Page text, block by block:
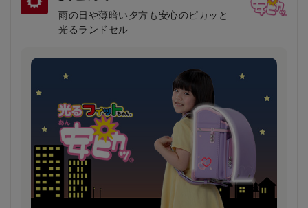
雨の日や薄暗い夕方も安心のピカッと
光るランドセル